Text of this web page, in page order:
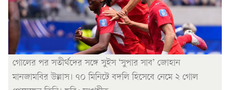
গোলের পর সতীর্থদের সঙ্গে সুইস ‘সুপার সাব’ জোহান
মানজামবির উল্লাস। ৭০ মিনিটে বদলি হিসেবে নেমে ২ গোল